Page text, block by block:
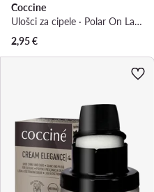
Coccine
Ulošci za cipele · Polar On Latex 665/15/19-35/99AZ
2,95€